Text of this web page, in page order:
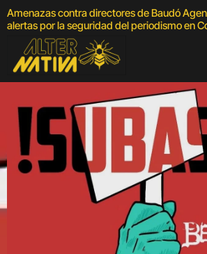
Amenazas contra directores de Baudó
alertas por la seguridad del periodismo en